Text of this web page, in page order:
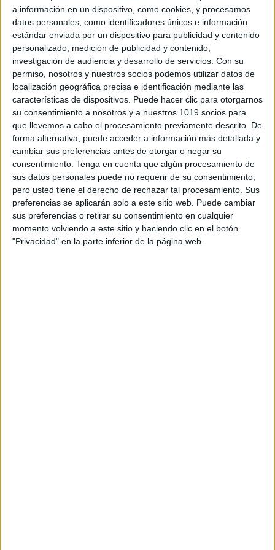
a información en un dispositivo, como cookies, y procesamos
datos personales, como identificadores únicos e información
estándar enviada por un dispositivo para publicidad y contenido
personalizado, medición de publicidad y contenido,
investigación de audiencia y desarrollo de servicios. Con su
permiso, nosotros y nuestros socios podemos utilizar datos de
localización geográfica precisa e identificación mediante las
características de dispositivos. Puede hacer clic para otorgarnos
su consentimiento a nosotros y a nuestros 1019 socios para
que llevemos a cabo el procesamiento previamente descrito. De
forma alternativa, puede acceder a información más detallada y
cambiar sus preferencias antes de otorgar o negar su
consentimiento. Tenga en cuenta que algún procesamiento de
sus datos personales puede no requerir de su consentimiento,
pero usted tiene el derecho de rechazar tal procesamiento. Sus
preferencias se aplicarán solo a este sitio web. Puede cambiar
sus preferencias o retirar su consentimiento en cualquier
momento volviendo a este sitio y haciendo clic en el botón
"Privacidad" en la parte inferior de la página web.